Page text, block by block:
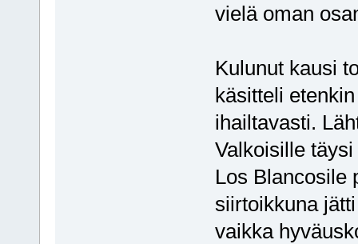
vielä oman
Kulunut kausi
käsitteli
ihailtavasti.
Valkoisille
Los Blancosile
siirtoikkuna
vaikka